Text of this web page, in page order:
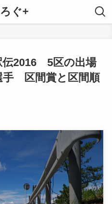
ぐ+
伝2016 5区の出場
手 区間賞と区間順